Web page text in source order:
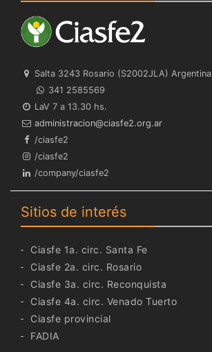
Salta 3243 Rosario (S2002JLA) Argentina
341 2585569
LaV 7 a 13.30 hs.
ra.gro.2efsaic@noicartsinimda
/ciasfe2
/ciasfe2
/company/ciasfe2
Sitios de interés
Ciasfe 1a. circ. Santa Fe
Ciasfe 2a. circ. Rosario
Ciasfe 3a. circ. Reconquista
Ciasfe 4a. circ. Venado Tuerto
Ciasfe provincial
FADIA